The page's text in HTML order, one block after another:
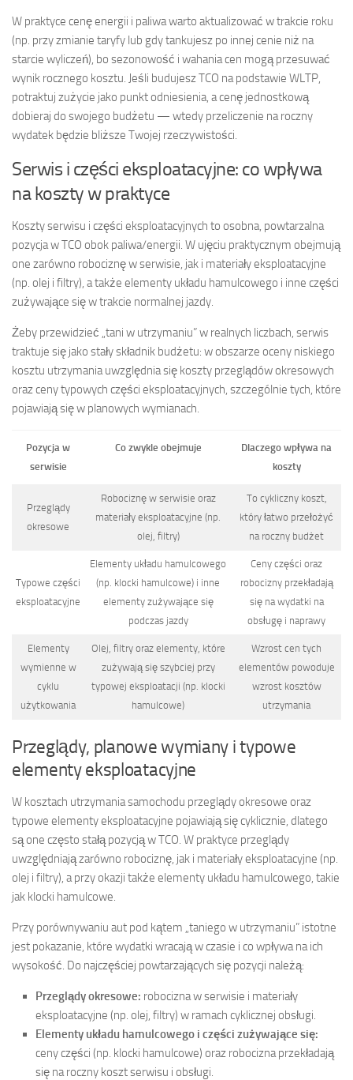
W praktyce cenę energii i paliwa warto aktualizować w trakcie roku
(np. przy zmianie taryfy lub gdy tankujesz po innej cenie niż na
starcie wyliczeń), bo sezonowość i wahania cen mogą przesuwać
wynik rocznego kosztu. Jeśli budujesz TCO na podstawie WLTP,
potraktuj zużycie jako punkt odniesienia, a cenę jednostkową
dobieraj do swojego budżetu — wtedy przeliczenie na roczny
wydatek będzie bliższe Twojej rzeczywistości.
Serwis i części eksploatacyjne: co wpływa
na koszty w praktyce
Koszty serwisu i części eksploatacyjnych to osobna, powtarzalna
pozycja w TCO obok paliwa/energii. W ujęciu praktycznym obejmują
one zarówno robociznę w serwisie, jak i materiały eksploatacyjne
(np. olej i filtry), a także elementy układu hamulcowego i inne części
zużywające się w trakcie normalnej jazdy.
Żeby przewidzieć „tani w utrzymaniu” w realnych liczbach, serwis
traktuje się jako stały składnik budżetu: w obszarze oceny niskiego
kosztu utrzymania uwzględnia się koszty przeglądów okresowych
oraz ceny typowych części eksploatacyjnych, szczególnie tych, które
pojawiają się w planowych wymianach.
Pozycja w
serwisie
Co zwykle obejmuje
Dlaczego wpływa na
koszty
Przeglądy
okresowe
Robociznę w serwisie oraz
materiały eksploatacyjne (np.
olej, filtry)
To cykliczny koszt,
który łatwo przełożyć
na roczny budżet
Typowe części
eksploatacyjne
Elementy układu hamulcowego
(np. klocki hamulcowe) i inne
elementy zużywające się
podczas jazdy
Ceny części oraz
robocizny przekładają
się na wydatki na
obsługę i naprawy
Elementy
wymienne w
cyklu
użytkowania
Olej, filtry oraz elementy, które
zużywają się szybciej przy
typowej eksploatacji (np. klocki
hamulcowe)
Wzrost cen tych
elementów powoduje
wzrost kosztów
utrzymania
Przeglądy, planowe wymiany i typowe
elementy eksploatacyjne
W kosztach utrzymania samochodu przeglądy okresowe oraz
typowe elementy eksploatacyjne pojawiają się cyklicznie, dlatego
są one często stałą pozycją w TCO. W praktyce przeglądy
uwzględniają zarówno robociznę, jak i materiały eksploatacyjne (np.
olej i filtry), a przy okazji także elementy układu hamulcowego, takie
jak klocki hamulcowe.
Przy porównywaniu aut pod kątem „taniego w utrzymaniu” istotne
jest pokazanie, które wydatki wracają w czasie i co wpływa na ich
wysokość. Do najczęściej powtarzających się pozycji należą:
Przeglądy okresowe: robocizna w serwisie i materiały
eksploatacyjne (np. olej, filtry) w ramach cyklicznej obsługi.
Elementy układu hamulcowego i części zużywające się:
ceny części (np. klocki hamulcowe) oraz robocizna przekładają
się na roczny koszt serwisu i obsługi.